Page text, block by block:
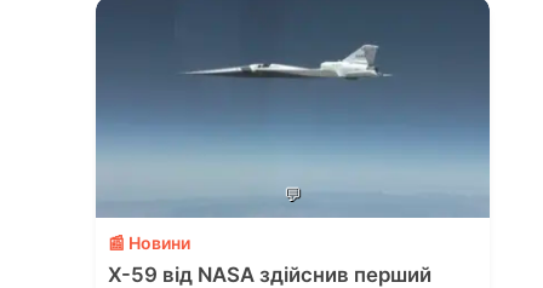
💬
📰 Новини
X-59 від NASA здійснив перший